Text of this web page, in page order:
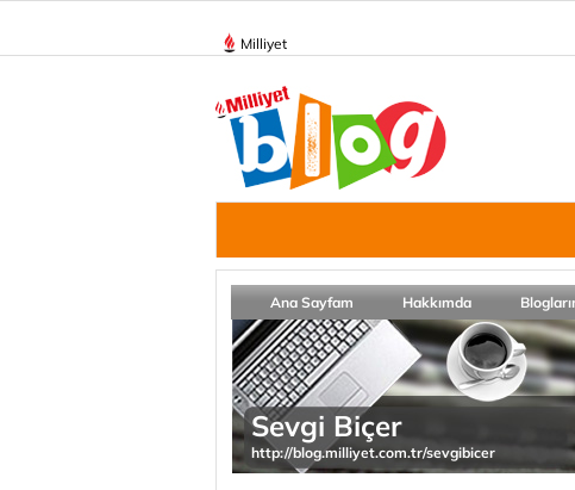
Milliyet
Ana Sayfam Hakkımda
Sevgi Biçer
http://blog.milliyet.com.tr/sevgibicer